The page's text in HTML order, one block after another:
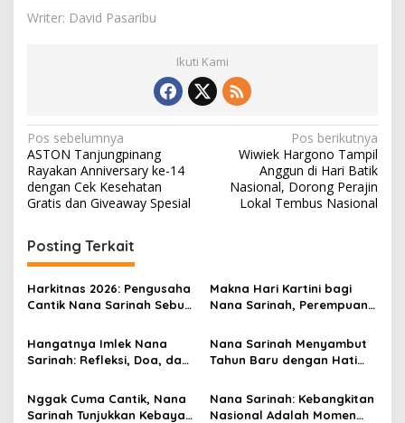
Writer: David Pasaribu
Ikuti Kami
N
a
v
i
g
a
s
i
p
o
s
Pos sebelumnya
ASTON Tanjungpinang
Rayakan Anniversary ke-14
dengan Cek Kesehatan
Gratis dan Giveaway Spesial
Pos berikutnya
Wiwiek Hargono Tampil
Anggun di Hari Batik
Nasional, Dorong Perajin
Lokal Tembus Nasional
Posting Terkait
Harkitnas 2026: Pengusaha
Cantik Nana Sarinah Sebut
Semakin Penting
Makna Hari Kartini bagi
Nana Sarinah, Perempuan
Berdaya
Hangatnya Imlek Nana
Sarinah: Refleksi, Doa, dan
Nana Sarinah Menyambut
Tahun Baru dengan Hati
Pembelajaran Berharga
Sepanjang 2025
Nggak Cuma Cantik, Nana
Sarinah Tunjukkan Kebaya
Nana Sarinah: Kebangkitan
Nasional Adalah Momen